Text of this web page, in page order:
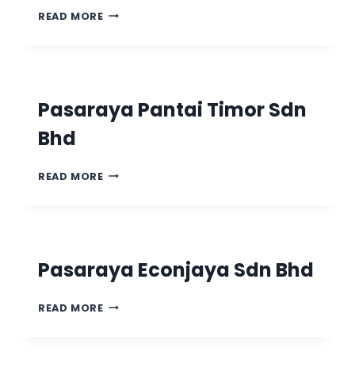
READ MORE
Pasaraya Pantai Timor Sdn
Bhd
READ MORE
Pasaraya Econjaya Sdn Bhd
READ MORE